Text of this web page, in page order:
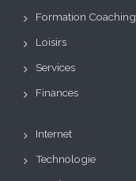
Formation Coaching
Loisirs
Services
Finances
Internet
Technologie